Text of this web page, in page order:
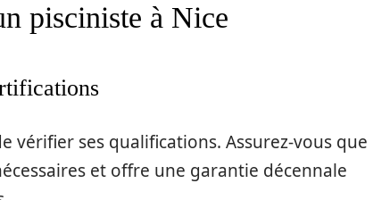
pisciniste à Nice
vérifier ses qualifications. Assurez-vous que
et offre une garantie décennale